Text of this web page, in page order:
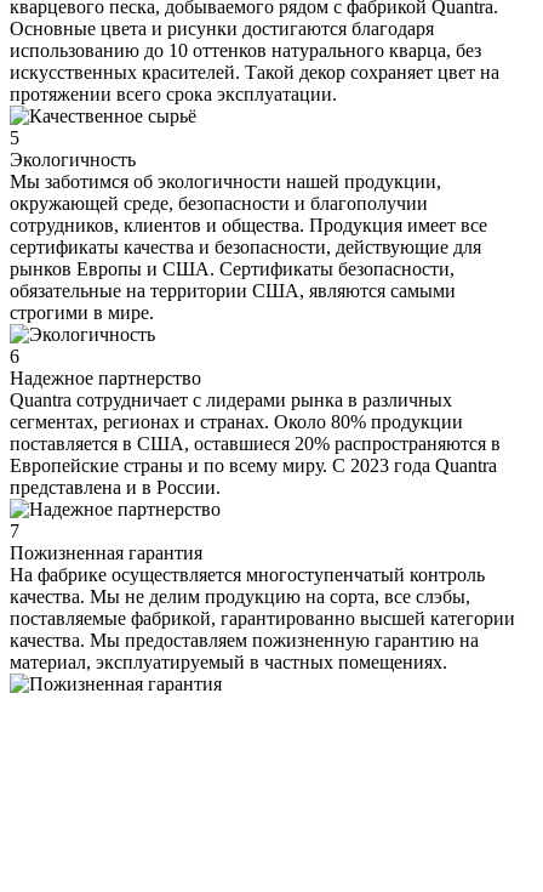
кварцевого песка, добываемого рядом с фабрикой Quantra.
Основные цвета и рисунки достигаются благодаря
использованию до 10 оттенков натурального кварца, без
искусственных красителей. Такой декор сохраняет цвет на
протяжении всего срока эксплуатации.
5
Экологичность
Мы заботимся об экологичности нашей продукции,
окружающей среде, безопасности и благополучии
сотрудников, клиентов и общества. Продукция имеет все
сертификаты качества и безопасности, действующие для
рынков Европы и США. Сертификаты безопасности,
обязательные на территории США, являются самыми
строгими в мире.
6
Надежное партнерство
Quantra сотрудничает с лидерами рынка в различных
сегментах, регионах и странах. Около 80% продукции
поставляется в США, оставшиеся 20% распространяются в
Европейские страны и по всему миру. С 2023 года Quantra
представлена и в России.
7
Пожизненная гарантия
На фабрике осуществляется многоступенчатый контроль
качества. Мы не делим продукцию на сорта, все слэбы,
поставляемые фабрикой, гарантированно высшей категории
качества. Мы предоставляем пожизненную гарантию на
материал, эксплуатируемый в частных помещениях.